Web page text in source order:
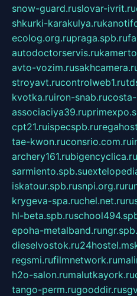
snow-guard.ruslovar-ivrit.ru
shkurki-karakulya.ru
ecolog.org.rupraga.spb.ru
autodoctorservis.ru
avto-vozim.ru
stroyavt.rucontrolweb1.ru
kvotka.ruiron-snab.ru
associaciya39.ru
cpt21.ruispecspb.ru
tae-kwon.ruconsrio.com.ru
archery161.rubigencyclica.ru
sarmiento.spb.su
iskatour.spb.rusnpi.org.ru
krygeva-spa.ruchel.net.ru
hl-beta.spb.ru
epoha-metalband.ru
dieselvostok.ru
regsmi.rufilmnetwork.ru
h2o-salon.rumalutkayork.ru
tango-perm.rugooddir.ru